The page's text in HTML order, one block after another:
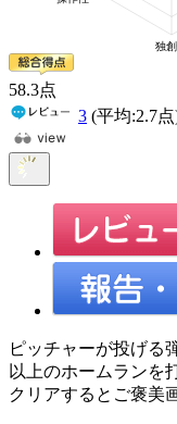
58.3点
3 (平均:2.7
ピッチャーが投げる
以上のホームランを
クリアするとご褒美